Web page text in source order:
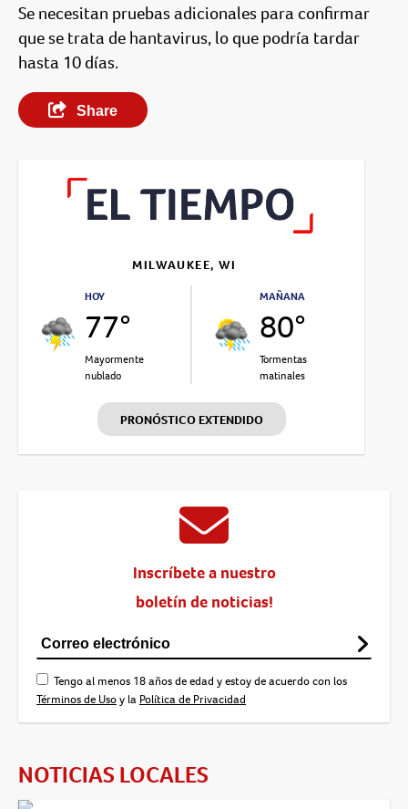
Se necesitan pruebas adicionales para confirmar
que se trata de hantavirus, lo que podría tardar
hasta 10 días.
Share
MILWAUKEE, WI
HOY
77°
Mayormente
nublado
MAÑANA
80°
Tormentas
matinales
PRONÓSTICO EXTENDIDO
Inscríbete a nuestro
boletín de noticias!
Tengo al menos 18 años de edad y estoy de acuerdo con los
Términos de Usoy la Política de Privacidad
NOTICIAS LOCALES